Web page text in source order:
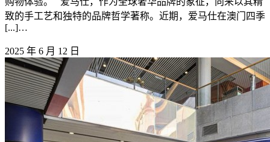
致的手工艺和独特的品牌哲学著称。近期，爱马仕在澳门四季
[...]…
2025 年 6 月 12 日